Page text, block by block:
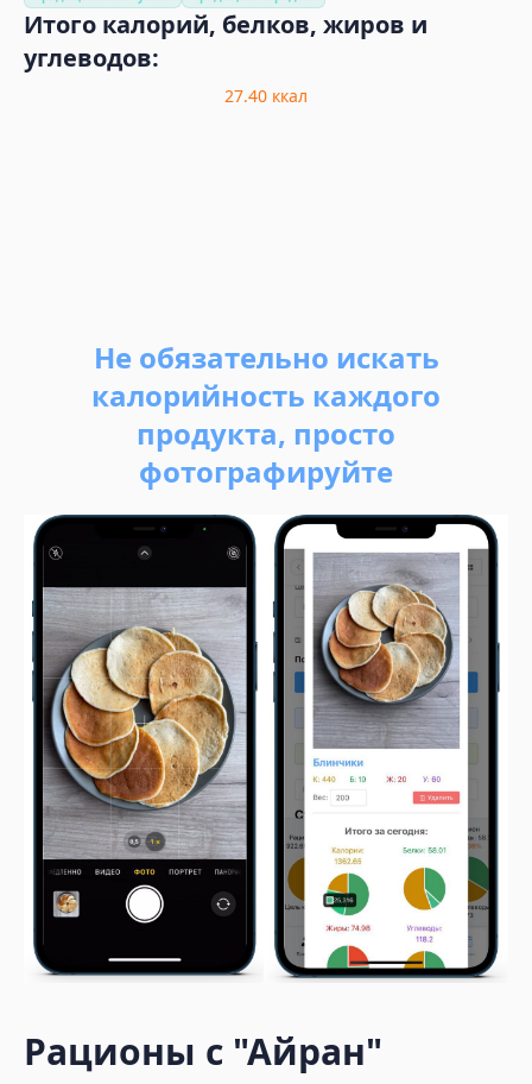
Итого калорий, белков, жиров и
углеводов:
27.40 ккал
Не обязательно искать
калорийность каждого
продукта, просто
фотографируйте
Рационы с "Айран"